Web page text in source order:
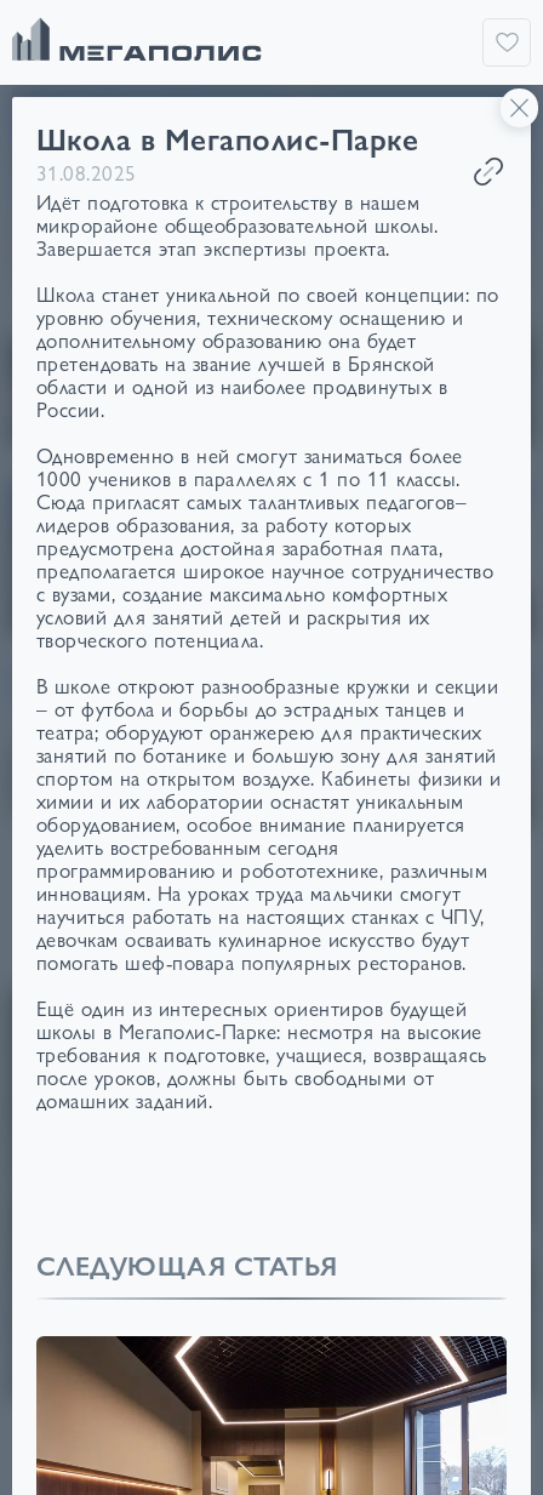
Школа в Мегаполис-Парке
31.08.2025
Идёт подготовка к строительству в нашем
микрорайоне общеобразовательной школы.
Завершается этап экспертизы проекта.
Школа станет уникальной по своей концепции: по
уровню обучения, техническому оснащению и
дополнительному образованию она будет
претендовать на звание лучшей в Брянской
области и одной из наиболее продвинутых в
России.
Одновременно в ней смогут заниматься более
1000 учеников в параллелях с 1 по 11 классы.
Сюда пригласят самых талантливых педагогов–
лидеров образования, за работу которых
предусмотрена достойная заработная плата,
предполагается широкое научное сотрудничество
с вузами, создание максимально комфортных
условий для занятий детей и раскрытия их
творческого потенциала.
В школе откроют разнообразные кружки и секции
– от футбола и борьбы до эстрадных танцев и
театра; оборудуют оранжерею для практических
занятий по ботанике и большую зону для занятий
спортом на открытом воздухе. Кабинеты физики и
химии и их лаборатории оснастят уникальным
оборудованием, особое внимание планируется
уделить востребованным сегодня
программированию и робототехнике, различным
инновациям. На уроках труда мальчики смогут
научиться работать на настоящих станках с ЧПУ,
девочкам осваивать кулинарное искусство будут
помогать шеф-повара популярных ресторанов.
Ещё один из интересных ориентиров будущей
школы в Мегаполис-Парке: несмотря на высокие
требования к подготовке, учащиеся, возвращаясь
после уроков, должны быть свободными от
домашних заданий.
СЛЕДУЮЩАЯ СТАТЬЯ
ПОЗИЦИЯ 101
от 109 500 ₽/м²
ПРЕМИАЛЬНЫЙ
ДОМ НА БЕЖИЦКОЙ
от 130 500 ₽/м²
СДАЧА В 2026 ГОДУ
ПОЗИЦИЯ 35
от 120 300 ₽/м²
ЛАУНДЖ-ЗОНА НА
КРЫШЕ
ПОЗИЦИЯ 39
от 112 700 ₽/м²
ДОМ СДАН
ПОЗИЦИЯ 51
от 116 200 ₽/м2
МЕГАПОЛИС-ПАРК ОТ 3,9 МЛН
Брянский Срок сдачи: IV кв. 2025 - II кв. 2028
ДОМ НА БЕЖИЦКОЙ ОТ 5,2 МЛН ₽
Советский Срок сдачи: IV кв. 2027